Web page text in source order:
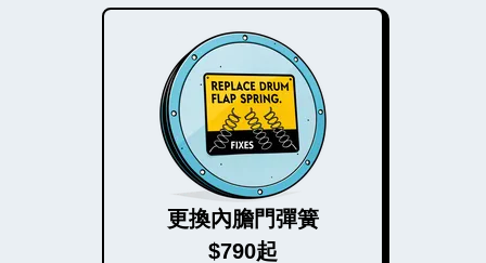
更換內膽門彈簧
$790起